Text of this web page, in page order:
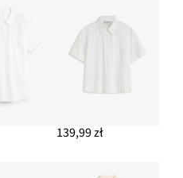
139,99 zł